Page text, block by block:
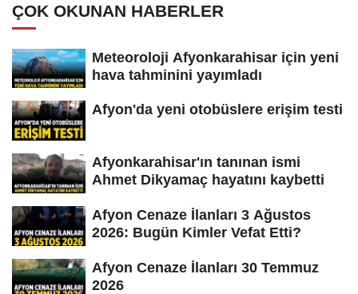
ÇOK OKUNAN HABERLER
Meteoroloji Afyonkarahisar için yeni
hava tahminini yayımladı
Afyon'da yeni otobüslere erişim testi
Afyonkarahisar'ın tanınan ismi
Ahmet Dikyamaç hayatını kaybetti
Afyon Cenaze İlanları 3 Ağustos
2026: Bugün Kimler Vefat Etti?
Afyon Cenaze İlanları 30 Temmuz
2026